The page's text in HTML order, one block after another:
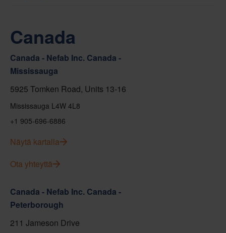
Canada
Canada - Nefab Inc. Canada -
Mississauga
5925 Tomken Road, Units 13-16
Mississauga L4W 4L8
+1 905-696-6886
Näytä kartalla
Ota yhteyttä
Canada - Nefab Inc. Canada -
Peterborough
211 Jameson Drive